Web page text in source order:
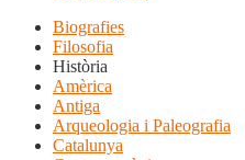
Biografies
Filosofia
Història
Amèrica
Antiga
Arqueologia i Paleografia
Catalunya